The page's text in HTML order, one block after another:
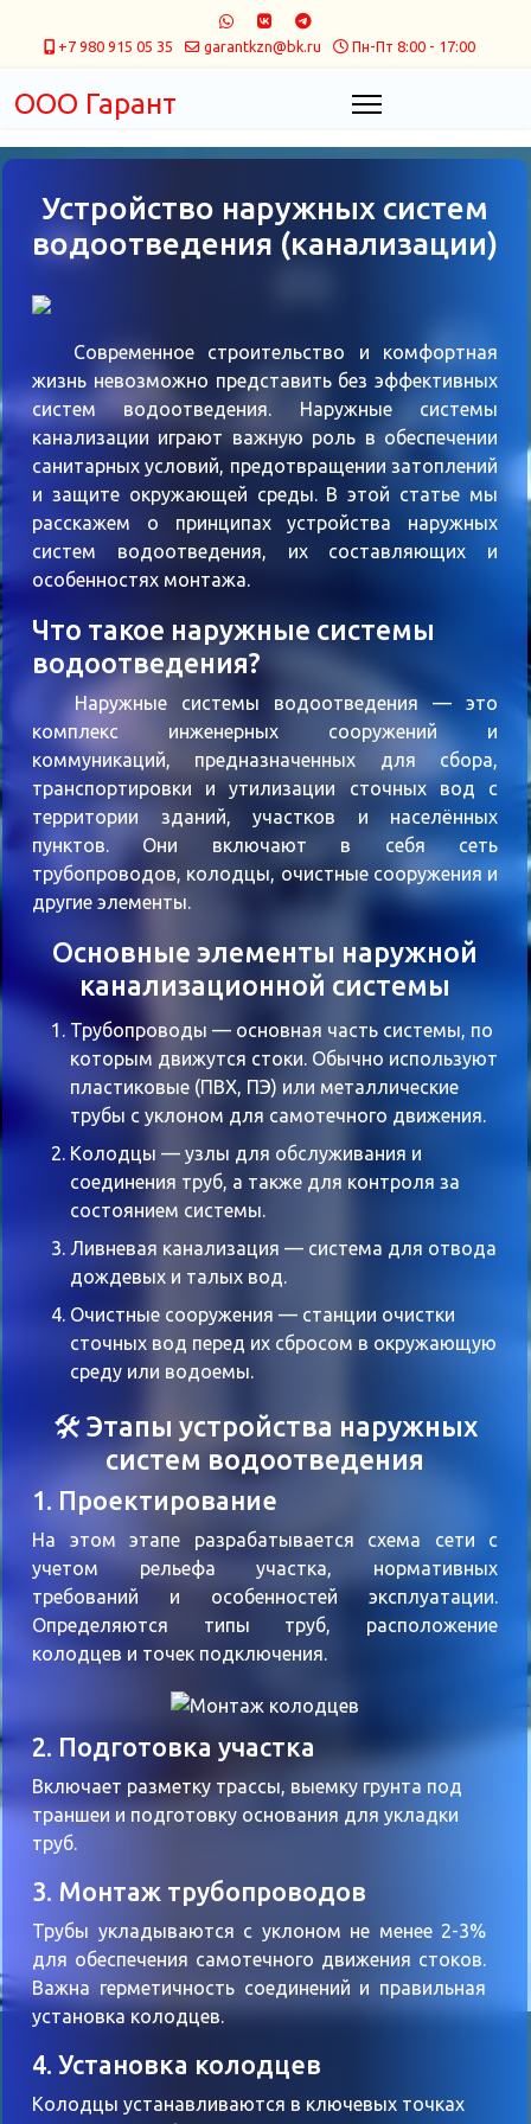
+7 980 915 05 35 garantkzn@bk.ru Пн-Пт 8:00 - 17:00
ООО Гарант
Устройство наружных систем
водоотведения (канализации)
Современное строительство и комфортная
жизнь невозможно представить без эффективных
систем водоотведения. Наружные системы
канализации играют важную роль в обеспечении
санитарных условий, предотвращении затоплений
и защите окружающей среды. В этой статье мы
расскажем о принципах устройства наружных
систем водоотведения, их составляющих и
особенностях монтажа.
Что такое наружные системы
водоотведения?
Наружные системы водоотведения — это
комплекс инженерных сооружений и
коммуникаций, предназначенных для сбора,
транспортировки и утилизации сточных вод с
территории зданий, участков и населённых
пунктов. Они включают в себя сеть
трубопроводов, колодцы, очистные сооружения и
другие элементы.
Основные элементы наружной
канализационной системы
Трубопроводы — основная часть системы, по
которым движутся стоки. Обычно используют
пластиковые (ПВХ, ПЭ) или металлические
трубы с уклоном для самотечного движения.
Колодцы — узлы для обслуживания и
соединения труб, а также для контроля за
состоянием системы.
Ливневая канализация — система для отвода
дождевых и талых вод.
Очистные сооружения — станции очистки
сточных вод перед их сбросом в окружающую
среду или водоемы.
🛠️ Этапы устройства наружных
систем водоотведения
1. Проектирование
На этом этапе разрабатывается схема сети с
учетом рельефа участка, нормативных
требований и особенностей эксплуатации.
Определяются типы труб, расположение
колодцев и точек подключения.
2. Подготовка участка
Включает разметку трассы, выемку грунта под
траншеи и подготовку основания для укладки
труб.
3. Монтаж трубопроводов
Трубы укладываются с уклоном не менее 2-3%
для обеспечения самотечного движения стоков.
Важна герметичность соединений и правильная
установка колодцев.
4. Установка колодцев
Колодцы устанавливаются в ключевых точках